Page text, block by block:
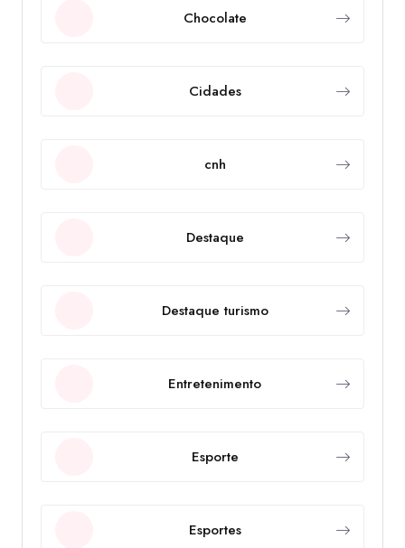
Chocolate
Cidades
cnh
Destaque
Destaque turismo
Entretenimento
Esporte
Esportes